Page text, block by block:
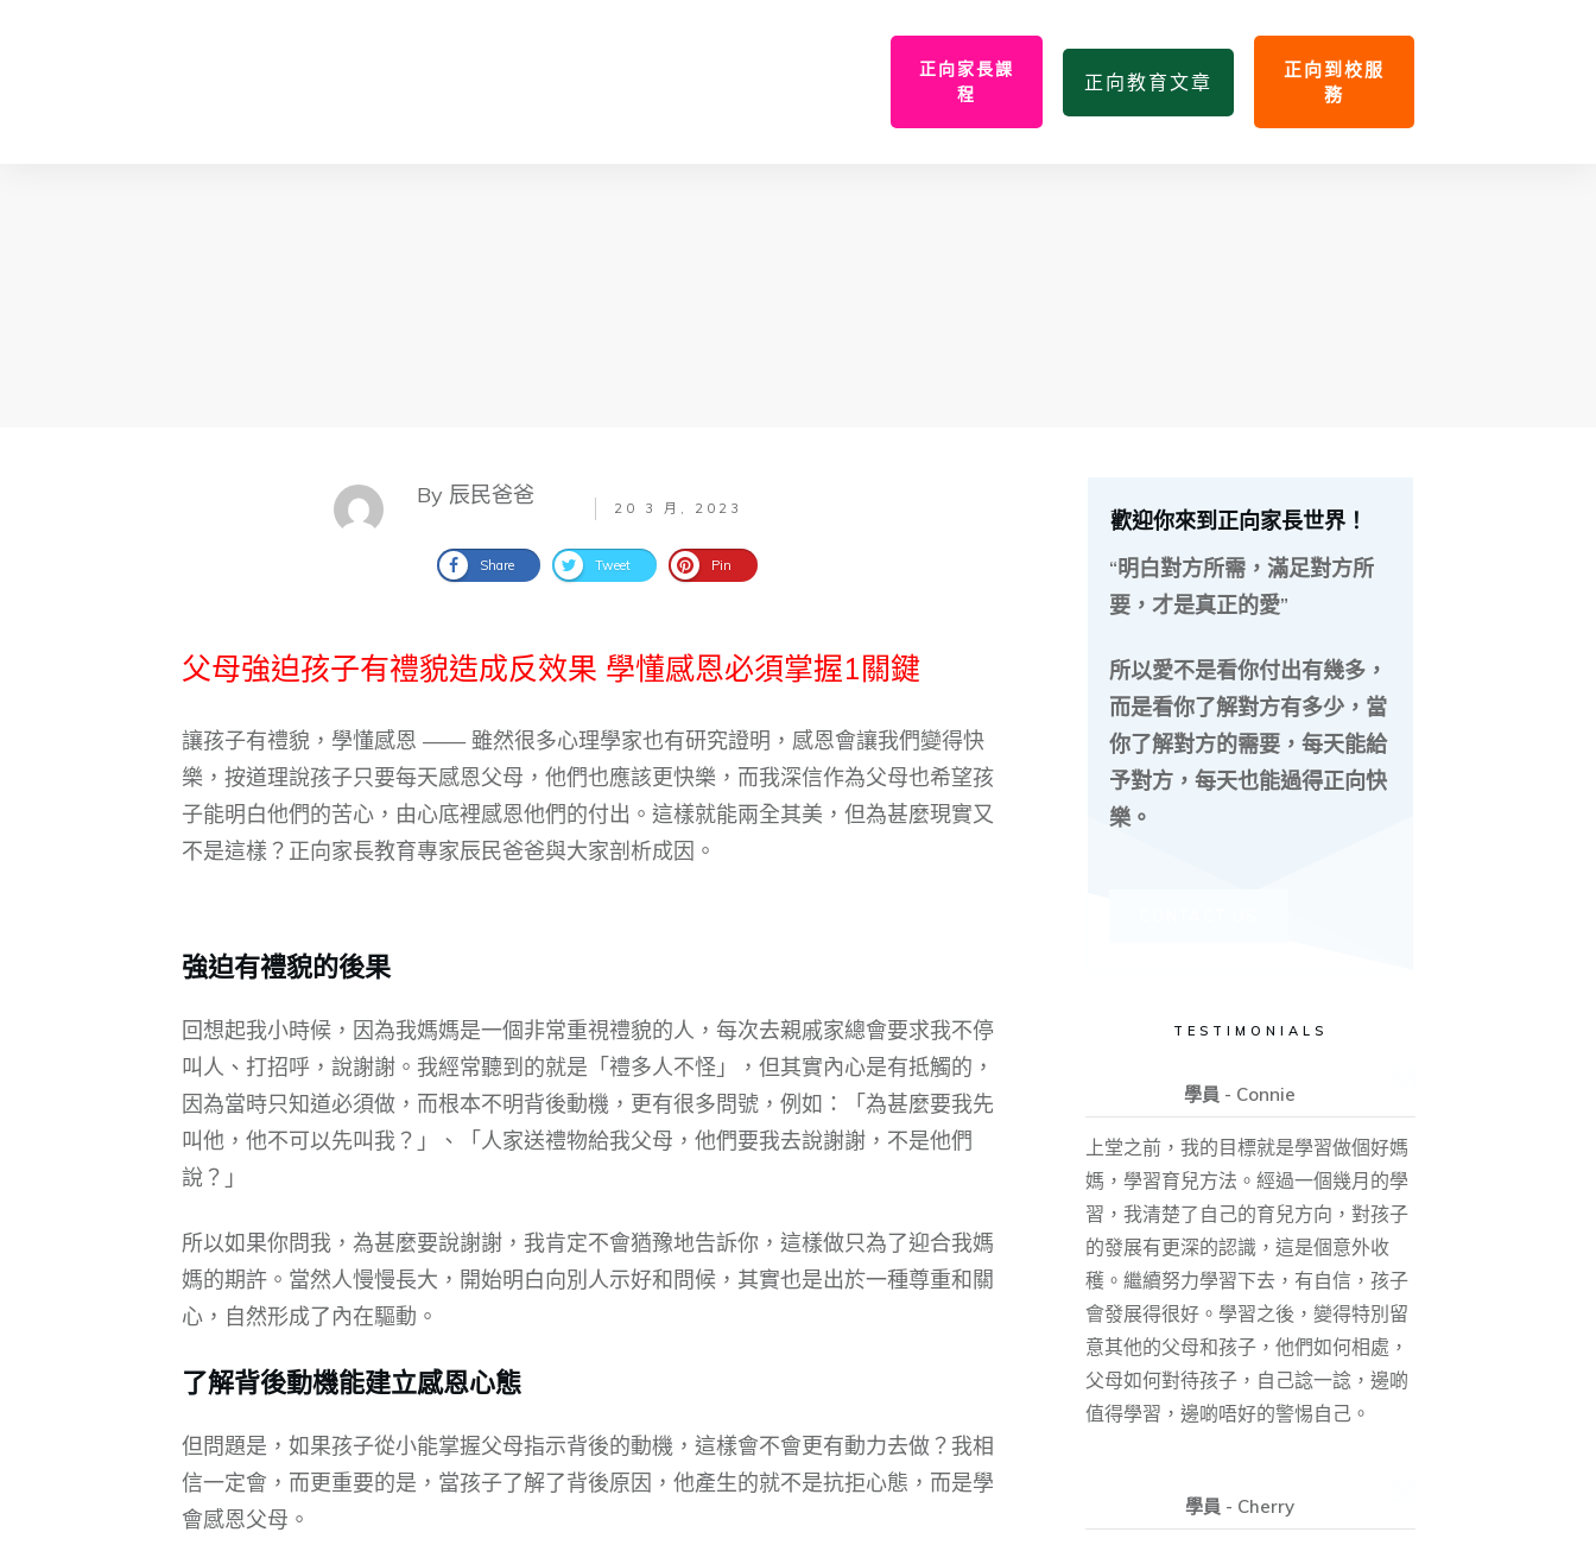
正向家長課
程
正向教育文章
正向到校服
務
By 辰民爸爸 20 3 月, 2023
Share Tweet Pin
父母強迫孩子有禮貌造成反效果 學懂感恩必須掌握1關鍵
讓孩子有禮貌，學懂感恩 —— 雖然很多心理學家也有研究證明，感恩會讓我們變得快
樂，按道理說孩子只要每天感恩父母，他們也應該更快樂，而我深信作為父母也希望孩
子能明白他們的苦心，由心底裡感恩他們的付出。這樣就能兩全其美，但為甚麼現實又
不是這樣？正向家長教育專家辰民爸爸與大家剖析成因。
強迫有禮貌的後果
回想起我小時候，因為我媽媽是一個非常重視禮貌的人，每次去親戚家總會要求我不停
叫人、打招呼，說謝謝。我經常聽到的就是「禮多人不怪」，但其實內心是有抵觸的，
因為當時只知道必須做，而根本不明背後動機，更有很多問號，例如：「為甚麼要我先
叫他，他不可以先叫我？」、「人家送禮物給我父母，他們要我去說謝謝，不是他們
說？」
所以如果你問我，為甚麼要說謝謝，我肯定不會猶豫地告訴你，這樣做只為了迎合我媽
媽的期許。當然人慢慢長大，開始明白向別人示好和問候，其實也是出於一種尊重和關
心，自然形成了內在驅動。
了解背後動機能建立感恩心態
但問題是，如果孩子從小能掌握父母指示背後的動機，這樣會不會更有動力去做？我相
信一定會，而更重要的是，當孩子了解了背後原因，他產生的就不是抗拒心態，而是學
會感恩父母。
歡迎你來到正向家長世界！
“明白對方所需，滿足對方所
要，才是真正的愛”
所以愛不是看你付出有幾多，
而是看你了解對方有多少，當
你了解對方的需要，每天能給
予對方，每天也能過得正向快
樂。
TESTIMONIALS
學員 - Connie
上堂之前，我的目標就是學習做個好媽
媽，學習育兒方法。經過一個幾月的學
習，我清楚了自己的育兒方向，對孩子
的發展有更深的認識，這是個意外收
穫。繼續努力學習下去，有自信，孩子
會發展得很好。學習之後，變得特別留
意其他的父母和孩子，他們如何相處，
父母如何對待孩子，自己諗一諗，邊啲
值得學習，邊啲唔好的警惕自己。
學員 - Cherry